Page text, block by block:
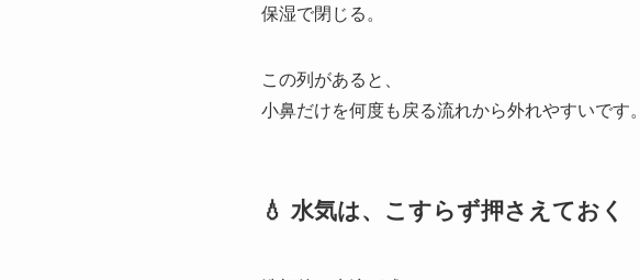
保湿で閉じる。
この列があると、
小鼻だけを何度も戻る流れから外れやすいです。
💧 水気は、こすらず押さえておく